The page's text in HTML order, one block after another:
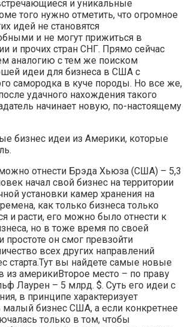
и уникальные
того нужно отметить, что огромное
идей не становятся
и не могут прижиться в
и прочих стран СНГ. Прямо сейчас
аналогию с тем же поиском
идеи для бизнеса в США с
самородка в куче породы. Но все же,
удачного нахождения такого
начинает новую, по-настоящему
бизнес идеи из Америки, которые
отнести Брэда Хьюза (США) – 5,3
начал свой бизнес на территории
установки камер хранения на
как только бизнеса только
и расти, его можно было отнести к
но в тоже время по своей
простоте он смог превзойти
всех других направлений
старта.Тут вы найдете самые новые
из америкиВторое место – по праву
Лаурен – 5 млрд. $. Суть его идеи с
в принципе характеризует
малый бизнес США, а если конкретнее
только в том, чтобы